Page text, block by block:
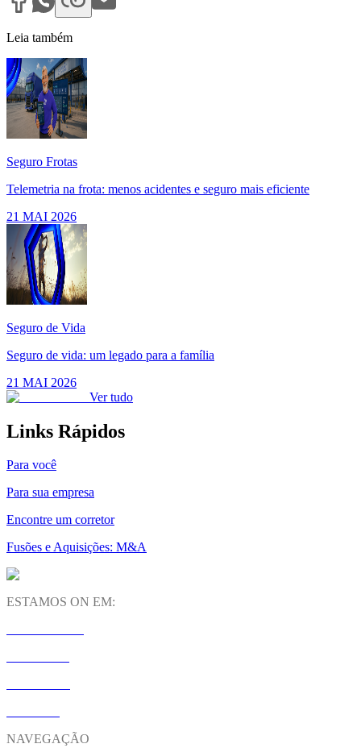
Leia também
Seguro Frotas
Telemetria na frota: menos acidentes e seguro mais eficiente
21 MAI 2026
Seguro de Vida
Seguro de vida: um legado para a família
21 MAI 2026
Ver tudo
Links Rápidos
Para você
Para sua empresa
Encontre um corretor
Fusões e Aquisições: M&A
ESTAMOS ON EM:
NAVEGAÇÃO